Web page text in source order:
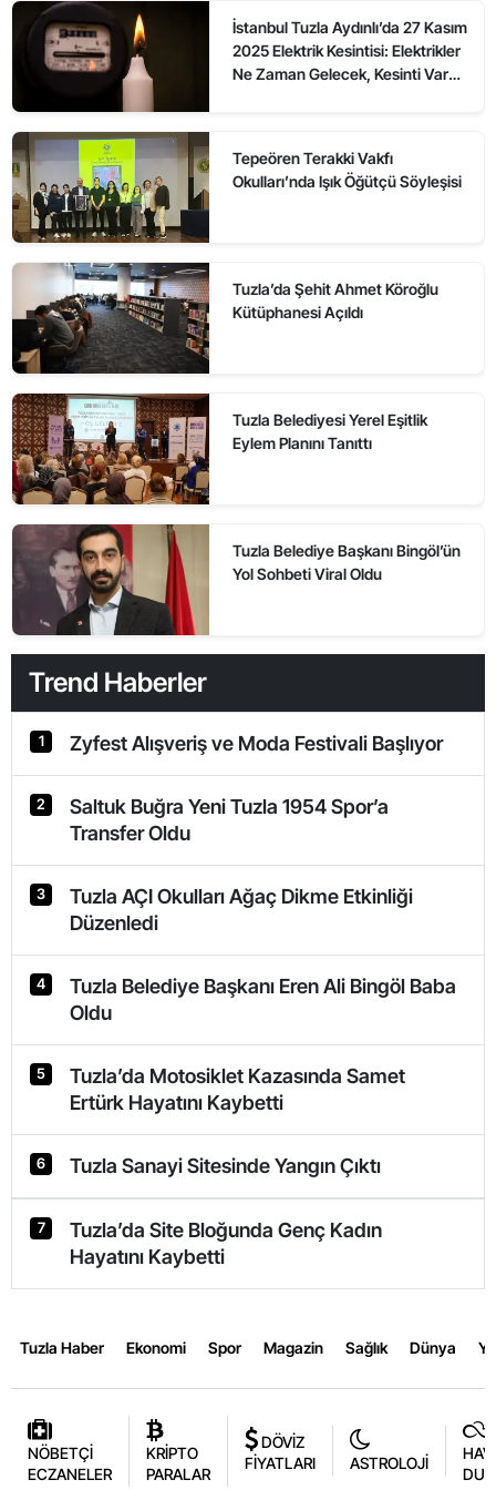
İstanbul Tuzla Aydınlı’da 27 Kasım
2025 Elektrik Kesintisi: Elektrikler
Ne Zaman Gelecek, Kesinti Var
Tepeören Terakki Vakfı
Okulları’nda Işık Öğütçü Söyleşisi
Tuzla’da Şehit Ahmet Köroğlu
Kütüphanesi Açıldı
Tuzla Belediyesi Yerel Eşitlik
Eylem Planını Tanıttı
Tuzla Belediye Başkanı Bingöl’ün
Yol Sohbeti Viral Oldu
Trend Haberler
1 Zyfest Alışveriş ve Moda Festivali Başlıyor
2
Saltuk Buğra Yeni Tuzla 1954 Spor’a
Transfer Oldu
3
Tuzla AÇI Okulları Ağaç Dikme Etkinliği
Düzenledi
4
Tuzla Belediye Başkanı Eren Ali Bingöl Baba
Oldu
5
Tuzla’da Motosiklet Kazasında Samet
Ertürk Hayatını Kaybetti
6 Tuzla Sanayi Sitesinde Yangın Çıktı
7
Tuzla’da Site Bloğunda Genç Kadın
Hayatını Kaybetti
Tuzla Haber Ekonomi Spor Magazin Sağlık Dünya
NÖBETÇİ
ECZANELER
KRİPTO
PARALAR
DÖVİZ
FİYATLARI
ASTROLOJİ